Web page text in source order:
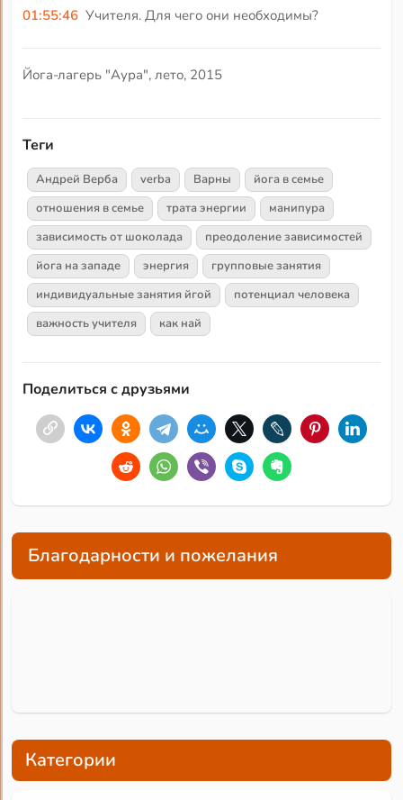
01:55:46 Учителя. Для чего они необходимы?
Йога-лагерь "Аура", лето, 2015
Теги
Андрей Верба verba Варны
йога в семье
отношения в семье
трата энергии
манипура
зависимость от шоколада
преодоление зависимостей
йога на западе
энергия
групповые занятия
индивидуальные занятия йгой
потенциал человека
важность учителя
как най
Поделиться с друзьями
Благодарности и пожелания
Категории